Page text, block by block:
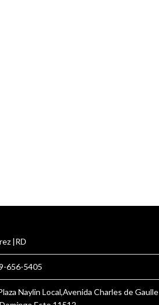
|RD
656-5405
Naylin Local,Avenida Charles de Gaulle